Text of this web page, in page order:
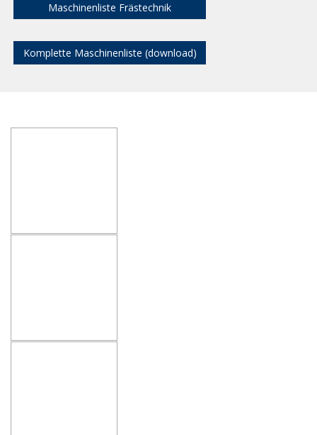
Maschinenliste Frästechnik
Komplette Maschinenliste (download)